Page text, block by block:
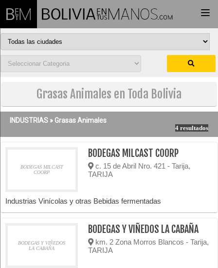
Grasas Animales en Toda Bolivia
INDUSTRIAS » Grasas Animales
4 resultados
BODEGAS MILCAST
COORP
BODEGAS MILCAST COORP
c. 15 de Abril Nro. 421 - Tarija,
TARIJA
Industrias Vinícolas y otras Bebidas fermentadas
BODEGAS Y VIÑEDOS
LA CABAÑA
BODEGAS Y VIÑEDOS LA CABAÑA
km. 2 Zona Morros Blancos - Tarija,
TARIJA